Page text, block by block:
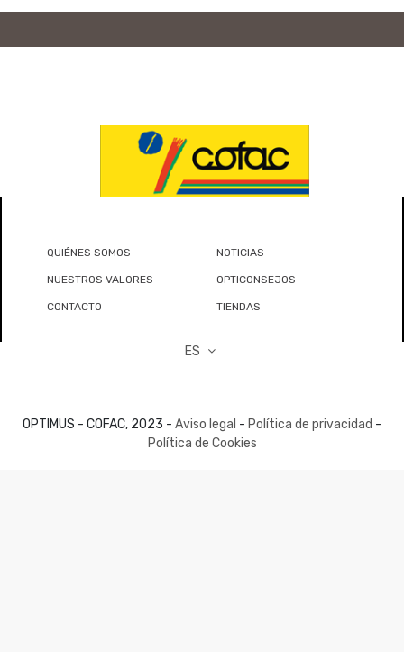
QUIÉNES SOMOS NOTICIAS
NUESTROS VALORES OPTICONSEJOS
CONTACTO TIENDAS
ES
OPTIMUS - COFAC, 2023 - Aviso legal - Política de privacidad -
Política de Cookies